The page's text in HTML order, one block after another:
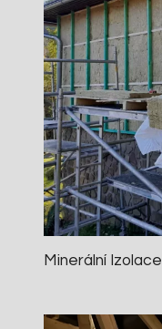
Minerální Izolace